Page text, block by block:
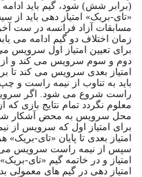
(برابر شش) شود، گیم باید
«تای-بریک» امتیاز دهی باید از
مسابقات آزاد فرانسه در ست آخر
زمان اختلاف دو گیم ادامه می
برای تعیین امتیاز اول سرویس
دوم و سوم سرویس می کند و از
امتیاز بعدی سرویس می کند تا
باید به تناوب از نیمه راست و
راست شروع می شود. اگر
معلوم نگردد تمام نتایج بازی
محل سرویس به محض آشکار شدن
برای امتیاز اول که سرویس از
امتیاز بعدی تا پایان «تای-
سپس از نیمه راست سرویس می
امتیاز و در خاتمه گیم «تای-
امتیاز دهی در گیم های معمولی